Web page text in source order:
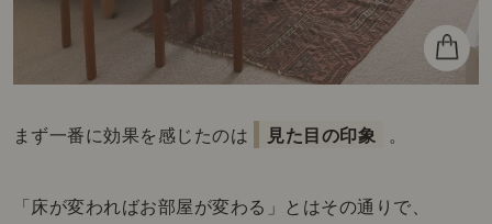
まず一番に効果を感じたのは 見た目の印象 。
「床が変わればお部屋が変わる」とはその通りで、